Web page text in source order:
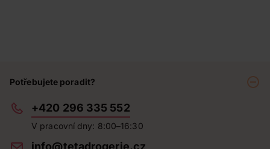
Potřebujete poradit?
+420 296 335 552
V pracovní dny: 8:00–16:30
info@tetadrogerie.cz